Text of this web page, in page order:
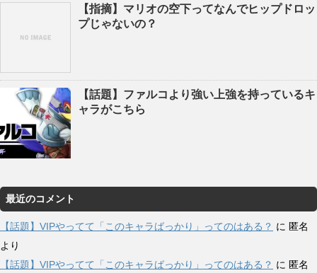
【指摘】マリオの空下ってなんでヒップドロッ
プじゃないの？
【話題】ファルコより強い上強を持っているキ
ャラがこちら
最近のコメント
【話題】VIPやってて「このキャラばっかり」ってのはある？ に 匿名
より
【話題】VIPやってて「このキャラばっかり」ってのはある？ に 匿名